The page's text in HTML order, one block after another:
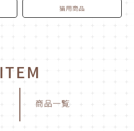
猫用商品
ITEM
商品一覧